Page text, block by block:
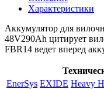
Характеристики
Аккумулятор для
48V290Ah цитирует
FBR14 ведет вперед
EnerSys EXIDE Heavy